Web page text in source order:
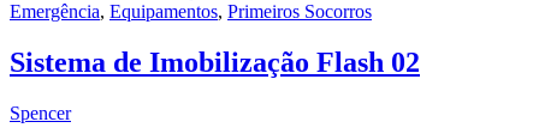
Emergência, Equipamentos, Primeiros Socorros
Sistema de Imobilização Flash 02
Spencer